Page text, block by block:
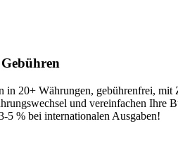
20+ Währungen, gebührenfrei,
und vereinfachen Ihre
5 % bei internationalen Ausgaben!